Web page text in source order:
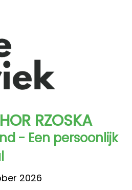
RZOSKA
- Een persoonlijk
2026